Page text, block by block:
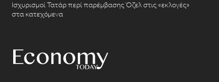
Ισχυρισμοί Τατάρ περί παρέμβασης Όζελ στις «εκλογές»
στα κατεχόμενα